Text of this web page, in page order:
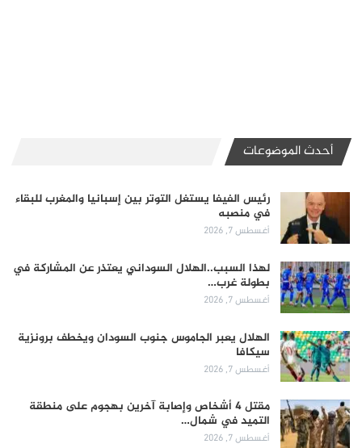
أحدث الموضوعات
رئيس الفيفا يستغل التوتر بين إسبانيا والمغرب للبقاء
في منصبه
أغسطس 7, 2026
لهذا السبب..الهلال السوداني يعتذر عن المشاركة في
بطولة غرب…
أغسطس 7, 2026
الهلال يعبر الجاموس جنوب السودان ويخطف برونزية
سيكافا
أغسطس 7, 2026
مقتل 4 أشخاص وإصابة آخرين بهجوم على منطقة
التميد في شمال…
أغسطس 7, 2026